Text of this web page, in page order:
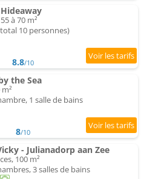
à 70 m²
10 personnes)
8.8/10
the Sea
1 salle de bains
8/10
- Julianadorp aan Zee
100 m²
3 salles de bains